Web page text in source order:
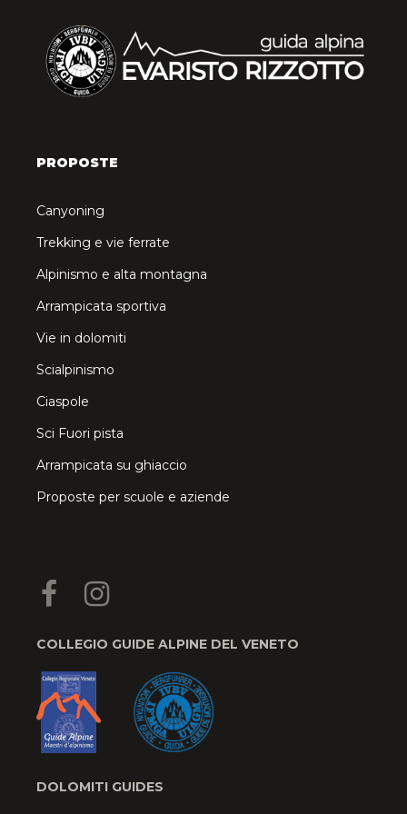
PROPOSTE
Canyoning
Trekking e vie ferrate
Alpinismo e alta montagna
Arrampicata sportiva
Vie in dolomiti
Scialpinismo
Ciaspole
Sci Fuori pista
Arrampicata su ghiaccio
Proposte per scuole e aziende
COLLEGIO GUIDE ALPINE DEL VENETO
DOLOMITI GUIDES